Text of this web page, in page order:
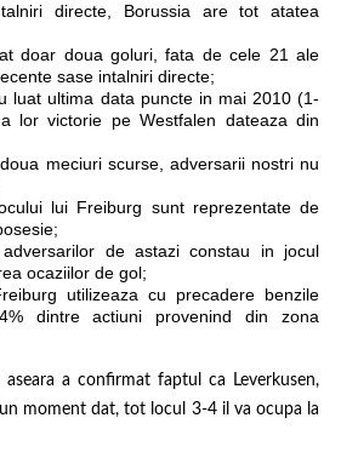
directe, Borussia are tot atatea
doar doua goluri, fata de cele 21 ale
sase intalniri directe;
luat ultima data puncte in mai 2010 (1-
lor victorie pe Westfalen dateaza din
meciuri scurse, adversarii nostri nu
lui Freiburg sunt reprezentate de
de astazi constau in jocul
ocaziilor de gol;
utilizeaza cu precadere benzile
dintre actiuni provenind din zona
a confirmat faptul ca Leverkusen,
moment dat, tot locul 3-4 il va ocupa la